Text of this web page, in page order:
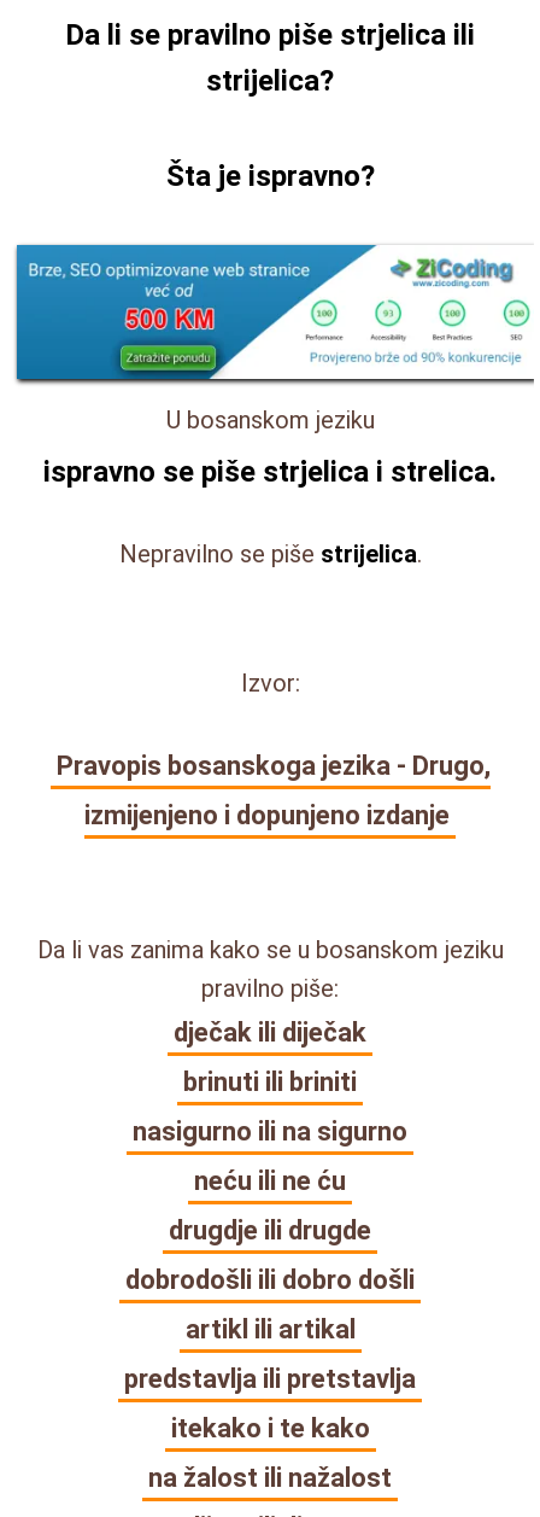
Da li se pravilno piše strjelica ili
strijelica?
Šta je ispravno?
U bosanskom jeziku
ispravno se piše strjelica i strelica.
Nepravilno se piše strijelica.
Izvor:
Pravopis bosanskoga jezika - Drugo,
izmijenjeno i dopunjeno izdanje
Da li vas zanima kako se u bosanskom jeziku
pravilno piše:
dječak ili diječak
brinuti ili briniti
nasigurno ili na sigurno
neću ili ne ću
drugdje ili drugde
dobrodošli ili dobro došli
artikl ili artikal
predstavlja ili pretstavlja
itekako i te kako
na žalost ili nažalost